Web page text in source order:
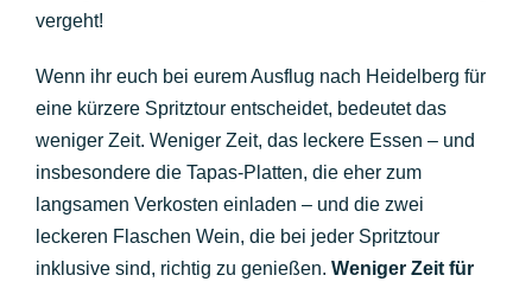
vergeht!
Wenn ihr euch bei eurem Ausflug nach Heidelberg für
eine kürzere Spritztour entscheidet, bedeutet das
weniger Zeit. Weniger Zeit, das leckere Essen – und
insbesondere die Tapas-Platten, die eher zum
langsamen Verkosten einladen – und die zwei
leckeren Flaschen Wein, die bei jeder Spritztour
inklusive sind, richtig zu genießen. Weniger Zeit für